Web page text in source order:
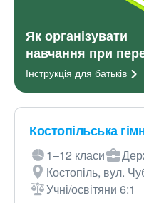
Як організувати
навчання при
Інструкція для батьків
Костопільська
1–12 класи
Костопіль, вул.
Учні/освітяни 6:1